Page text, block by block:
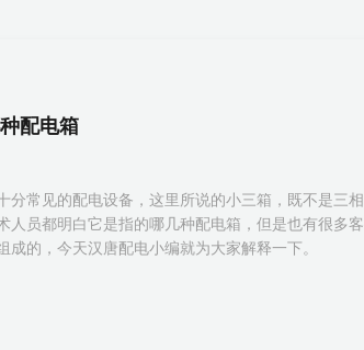
配电箱
分常见的配电设备，这里所说的小三箱，既不是三相
人员都明白它是指的哪几种配电箱，但是也有很多客
的，今天汉唐配电小编就为大家解释一下。